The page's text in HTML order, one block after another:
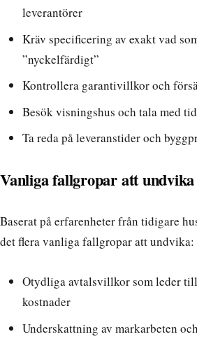
leverantörer
Kräv specificering av exakt vad
”nyckelfärdigt”
Kontrollera garantivillkor och
Besök visningshus och tala med
Ta reda på leveranstider och
Vanliga fallgropar att undvika
Baserat påerfarenheter från tidigare
det flera vanliga fallgropar att undvika:
Otydliga avtalsvillkor som leder
kostnader
Underskattning av markarbeten och